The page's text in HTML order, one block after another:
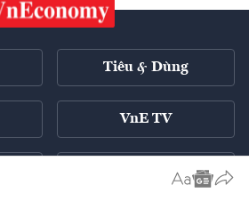
Tiêu & Dùng
VnE TV
English ++